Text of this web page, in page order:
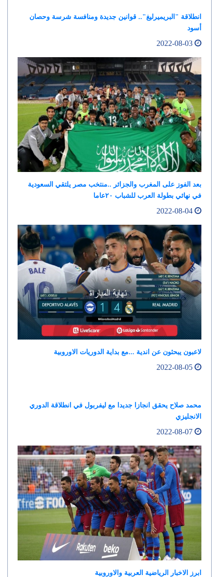
انطلاقة "البريميرليغ".. قوانين جديدة ومنافسة شرسة وحصان
أسود
بعد الفوز على المغرب والجزائر ..منتخب مصر يلتقي السعودية
في نهائي بطولة العرب للشباب ٢٠عاما
لاعبون يبحثون عن اندية ...مع بداية الدوريات الاوروبية
محمد صلاح يحقق انجازا جديدا مع ليفربول في انطلاقة الدوري
الانجليزي
ابرز الاخبار الرياضية العربية والاوروبية